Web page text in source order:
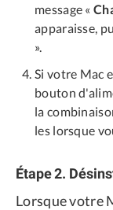
message «
apparaisse,
».
Si votre Mac
bouton
la
les lorsque
Étape 2.
Lorsque votre